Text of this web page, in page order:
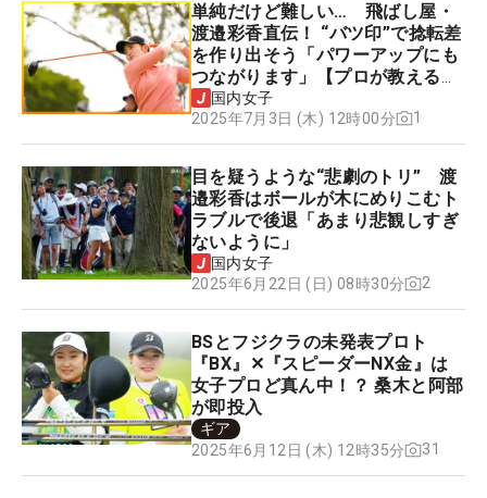
単純だけど難しい… 飛ばし屋・
渡邉彩香直伝！ “バツ印”で捻転差
を作り出そう「パワーアップにも
つながります」【プロが教える毎
日“極・飛ばし術”】
国内女子
2025年7月3日 (木) 12時00分
1
目を疑うような“悲劇のトリ” 渡
邉彩香はボールが木にめりこむト
ラブルで後退「あまり悲観しすぎ
ないように」
国内女子
2025年6月22日 (日) 08時30分
2
BSとフジクラの未発表プロト
『BX』✕『スピーダーNX金』は
女子プロど真ん中！？ 桑木と阿部
が即投入
ギア
2025年6月12日 (木) 12時35分
31